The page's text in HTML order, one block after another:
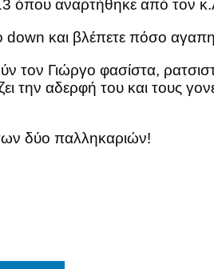
όπου αναρτήθηκε από
και βλέπετε πόσο
τον Γιώργο φασίστα,
την αδερφή του και τους
δύο παλληκαριών!